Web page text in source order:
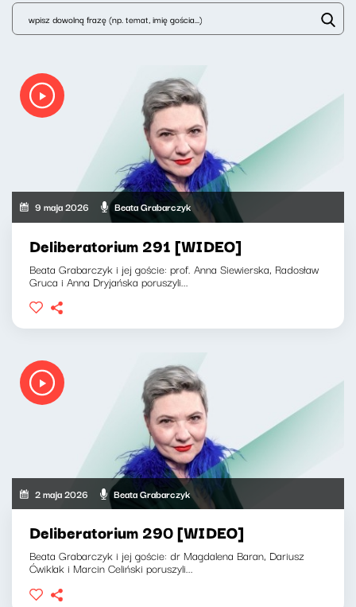
9 maja 2026 Beata Grabarczyk
Deliberatorium 291 [WIDEO]
Beata Grabarczyk i jej goście: prof. Anna Siewierska, Radosław
Gruca i Anna Dryjańska poruszyli...
2 maja 2026 Beata Grabarczyk
Deliberatorium 290 [WIDEO]
Beata Grabarczyk i jej goście: dr Magdalena Baran, Dariusz
Ćwiklak i Marcin Celiński poruszyli...